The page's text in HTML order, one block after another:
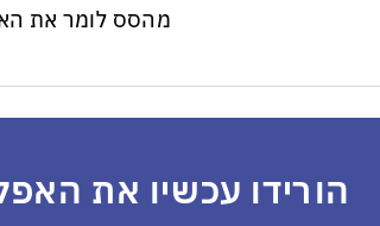
מהסס לומר את
הורידו עכשיו את